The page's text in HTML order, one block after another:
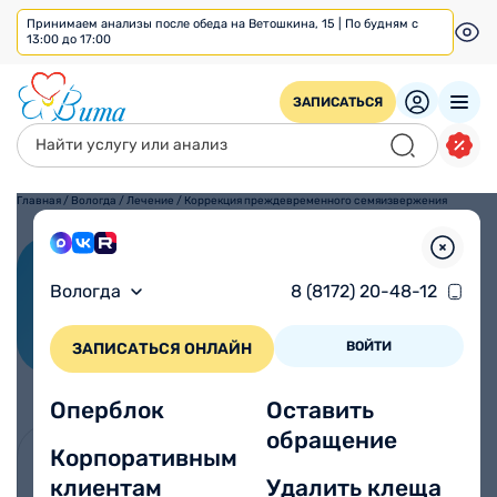
Принимаем анализы после обеда на Ветошкина, 15 | По будням с
13:00 до 17:00
ЗАПИСАТЬСЯ
Вологда 8 (8172) 20-48-12
ЗАПИСАТЬСЯ ОНЛАЙН ВОЙТИ
Оперблок
Корпоративным
клиентам
Оставить
обращение
Удалить клеща
Главная / Вологда /Лечение / Коррекция преждевременного семяизвержения
преждевременного
семяизвержения
Уролог-андролог медицинского центра Вита